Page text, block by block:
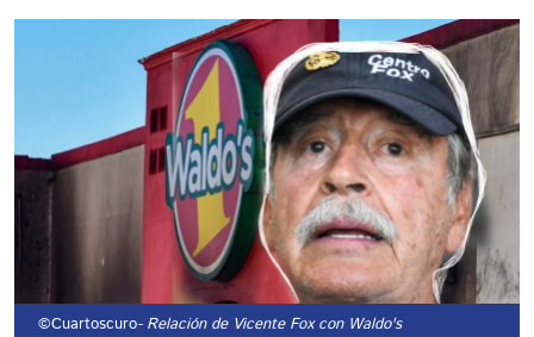
©Cuartoscuro- Relación de Vicente Fox con Waldo's